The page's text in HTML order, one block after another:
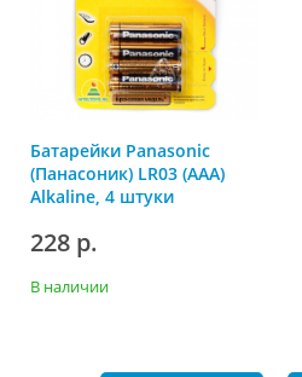
Батарейки Panasonic
(Панасоник) LR03 (AAA)
Alkaline, 4 штуки
228 р.
В наличии